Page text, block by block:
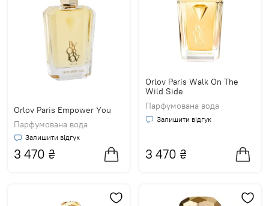
Orlov Paris Empower You
Парфумована вода
Залишити відгук
3 470 ₴
Orlov Paris Walk On The
Wild Side
Парфумована вода
Залишити відгук
3 470 ₴